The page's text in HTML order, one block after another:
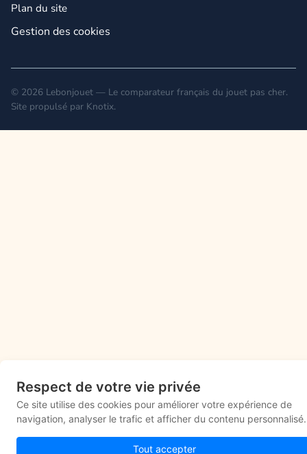
Respect de votre vie privée
Ce site utilise des cookies pour améliorer votre expérience de
navigation, analyser le trafic et afficher du contenu personnalisé.
Tout accepter
Plan du site
Gestion des cookies
© 2026 Lebonjouet — Le comparateur français du jouet pas cher.
Site propulsé par Knotix.